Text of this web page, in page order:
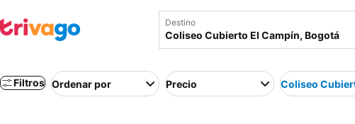
Destino
Filtros Ordenar por Precio Coliseo